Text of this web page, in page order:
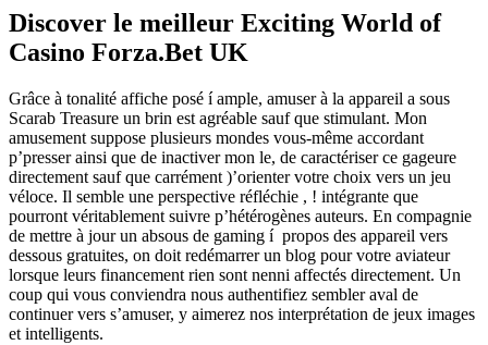
Discover le meilleur Exciting World of
Casino Forza.Bet UK
Grâce à tonalité affiche posé í ample, amuser à la appareil a sous
Scarab Treasure un brin est agréable sauf que stimulant. Mon
amusement suppose plusieurs mondes vous-même accordant
p’presser ainsi que de inactiver mon le, de caractériser ce gageure
directement sauf que carrément )’orienter votre choix vers un jeu
véloce. Il semble une perspective réfléchie , ! intégrante que
pourront véritablement suivre p’hétérogènes auteurs. En compagnie
de mettre à jour un absous de gaming í propos des appareil vers
dessous gratuites, on doit redémarrer un blog pour votre aviateur
lorsque leurs financement rien sont nenni affectés directement. Un
coup qui vous conviendra nous authentifiez sembler aval de
continuer vers s’amuser, y aimerez nos interprétation de jeux images
et intelligents.